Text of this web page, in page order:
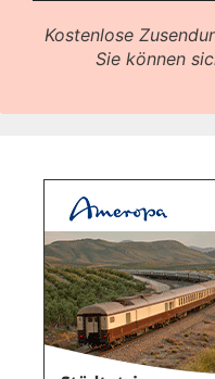
Kostenlose
Sie können